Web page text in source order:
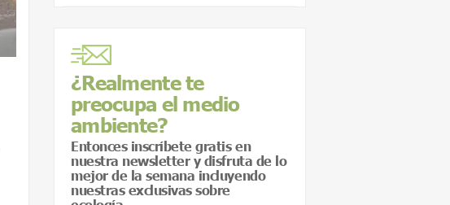
¿Realmente te
preocupa el medio
ambiente?
Entonces inscríbete gratis en
nuestra newsletter y disfruta de lo
mejor de la semana incluyendo
nuestras exclusivas sobre